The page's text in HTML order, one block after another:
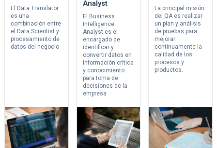
El Data Translator
es una
combinación entre
el Data Scientist y
procesamiento de
datos del negocio
Analyst
El Business
Intelligence
Analyst es el
encargado de
identificar y
convertir datos en
información crítica
y conocimiento
para toma de
decisiones de la
empresa
La principal misión
del QA es realizar
un plan y análisis
de pruebas para
mejorar
continuamente la
calidad de los
procesos y
productos.